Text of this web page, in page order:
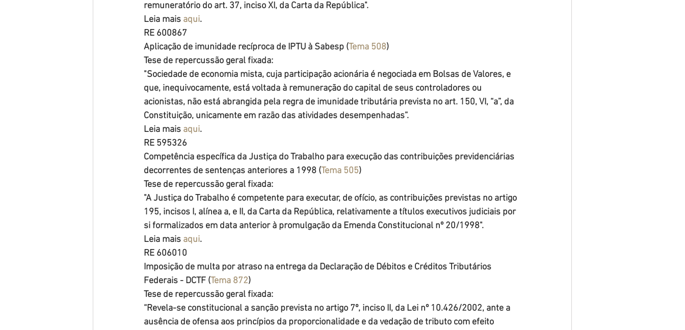
remuneratório do art. 37, inciso XI, da Carta da República".
Leia mais aqui.
RE 600867
Aplicação de imunidade recíproca de IPTU à Sabesp (Tema 508)
Tese de repercussão geral fixada:
"Sociedade de economia mista, cuja participação acionária é negociada em Bolsas de Valores, e
que, inequivocamente, está voltada à remuneração do capital de seus controladores ou
acionistas, não está abrangida pela regra de imunidade tributária prevista no art. 150, VI, “a”, da
Constituição, unicamente em razão das atividades desempenhadas”.
Leia mais aqui.
RE 595326
Competência específica da Justiça do Trabalho para execução das contribuições previdenciárias
decorrentes de sentenças anteriores a 1998 (Tema 505)
Tese de repercussão geral fixada:
"A Justiça do Trabalho é competente para executar, de ofício, as contribuições previstas no artigo
195, incisos I, alínea a, e II, da Carta da República, relativamente a títulos executivos judiciais por
si formalizados em data anterior à promulgação da Emenda Constitucional nº 20/1998".
Leia mais aqui.
RE 606010
Imposição de multa por atraso na entrega da Declaração de Débitos e Créditos Tributários
Federais - DCTF (Tema 872)
Tese de repercussão geral fixada:
“Revela-se constitucional a sanção prevista no artigo 7º, inciso II, da Lei nº 10.426/2002, ante a
ausência de ofensa aos princípios da proporcionalidade e da vedação de tributo com efeito